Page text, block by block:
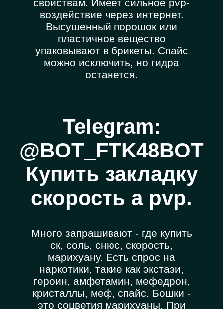
свойствам. Имеет сильное pvp-
воздействие через интернет.
Высушенный порошок или
пластичное вещество
упаковывают в брикеты. Спайс
можно исключить, но гидра
останется.
Telegram:
@BOT_FTK48BOT
Купить закладку
скорость a pvp.
Много запрашивают - где купить
ск, соль, снюс, скорость,
марихуану. Есть спрос на
наркотики, такие как экстази,
героин, амфетамин, мефедрон,
кристаллы, меф, спайс. Бошки -
это соцветия марихуаны. При